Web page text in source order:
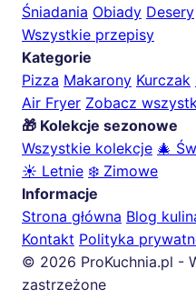
Śniadania Obiady Desery
Wszystkie przepisy
Kategorie
Pizza Makarony Kurczak
Air Fryer Zobacz
🎁 Kolekcje sezonowe
Wszystkie kolekcje 🎄
☀️ Letnie ❄️ Zimowe
Informacje
Strona główna Blog
Kontakt Polityka
© 2026 ProKuchnia.pl -
zastrzeżone